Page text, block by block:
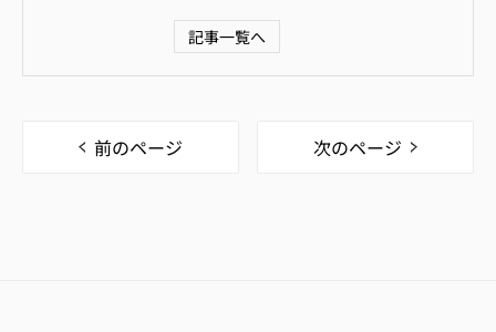
記事一覧へ
前のページ 次のページ